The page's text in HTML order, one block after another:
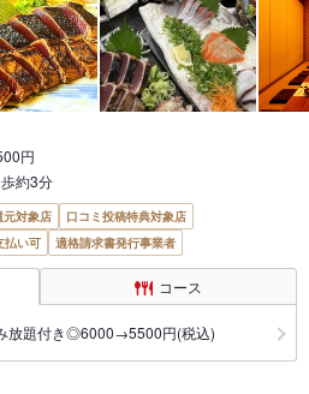
円
約3分
元対象店
口コミ投稿特典対象店
払い可 適格請求書発行事業者
コース
放題付き◎6000→5500円(税込)